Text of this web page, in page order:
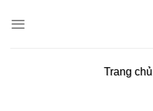
Trang chủ